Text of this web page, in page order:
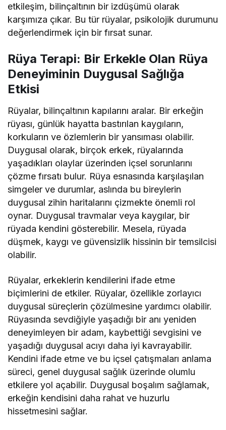
etkileşim, bilinçaltının bir izdüşümü olarak
karşımıza çıkar. Bu tür rüyalar, psikolojik durumunu
değerlendirmek için bir fırsat sunar.
Rüya Terapi: Bir Erkekle Olan Rüya
Deneyiminin Duygusal Sağlığa
Etkisi
Rüyalar, bilinçaltının kapılarını aralar. Bir erkeğin
rüyası, günlük hayatta bastırılan kaygıların,
korkuların ve özlemlerin bir yansıması olabilir.
Duygusal olarak, birçok erkek, rüyalarında
yaşadıkları olaylar üzerinden içsel sorunlarını
çözme fırsatı bulur. Rüya esnasında karşılaşılan
simgeler ve durumlar, aslında bu bireylerin
duygusal zihin haritalarını çizmekte önemli rol
oynar. Duygusal travmalar veya kaygılar, bir
rüyada kendini gösterebilir. Mesela, rüyada
düşmek, kaygı ve güvensizlik hissinin bir temsilcisi
olabilir.
Rüyalar, erkeklerin kendilerini ifade etme
biçimlerini de etkiler. Rüyalar, özellikle zorlayıcı
duygusal süreçlerin çözülmesine yardımcı olabilir.
Rüyasında sevdiğiyle yaşadığı bir anı yeniden
deneyimleyen bir adam, kaybettiği sevgisini ve
yaşadığı duygusal acıyı daha iyi kavrayabilir.
Kendini ifade etme ve bu içsel çatışmaları anlama
süreci, genel duygusal sağlık üzerinde olumlu
etkilere yol açabilir. Duygusal boşalım sağlamak,
erkeğin kendisini daha rahat ve huzurlu
hissetmesini sağlar.